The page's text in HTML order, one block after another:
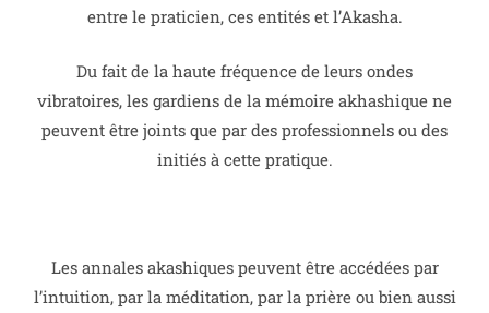
entre le praticien, ces entités et l’Akasha.
Du fait de la haute fréquence de leurs ondes
vibratoires, les gardiens de la mémoire akhashique ne
peuvent être joints que par des professionnels ou des
initiés à cette pratique.
Les annales akashiques peuvent être accédées par
l’intuition, par la méditation, par la prière ou bien aussi